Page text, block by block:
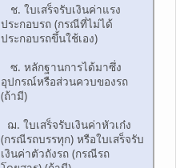
ช. ใบเสร็จรับเงินค่าแรง
ประกอบรถ (กรณีที่ไม่ได้
ประกอบรถขึ้นใช้เอง)
ซ. หลักฐานการได้มาซึ่ง
อุปกรณ์หรือส่วนควบของรถ
(ถ้ามี)
ฌ. ใบเสร็จรับเงินค่าหัวเก๋ง
(กรณีรถบรรทุก) หรือใบเสร็จรับ
เงินค่าตัวถังรถ (กรณีรถ